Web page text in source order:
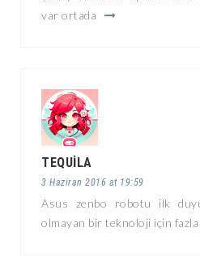
var ortada
TEQUILA
3 Haziran 2016 at 19:59
Asus zenbo robotu ilk
olmayan bir teknoloji için